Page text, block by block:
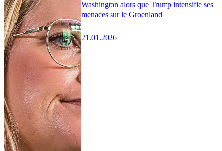
Washington alors que Trump intensifie ses
menaces sur le Groenland
21.01.2026